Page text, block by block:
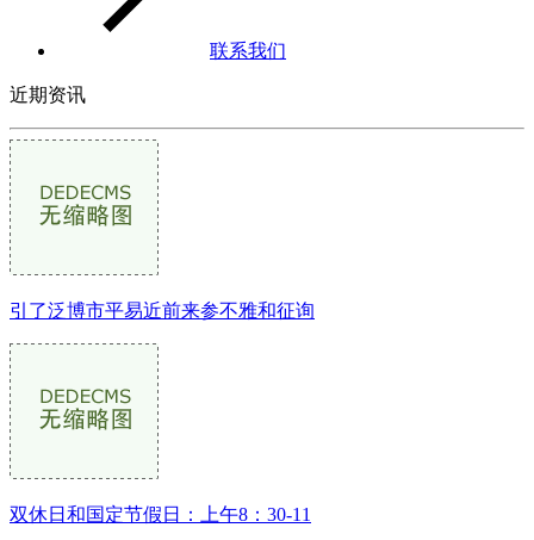
联系我们
近期资讯
引了泛博市平易近前来参不雅和征询
双休日和国定节假日：上午8：30-11